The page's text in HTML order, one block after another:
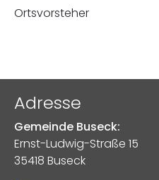
Ortsvorsteher
Adresse
Gemeinde Buseck:
Ernst-Ludwig-Straße 15
35418 Buseck